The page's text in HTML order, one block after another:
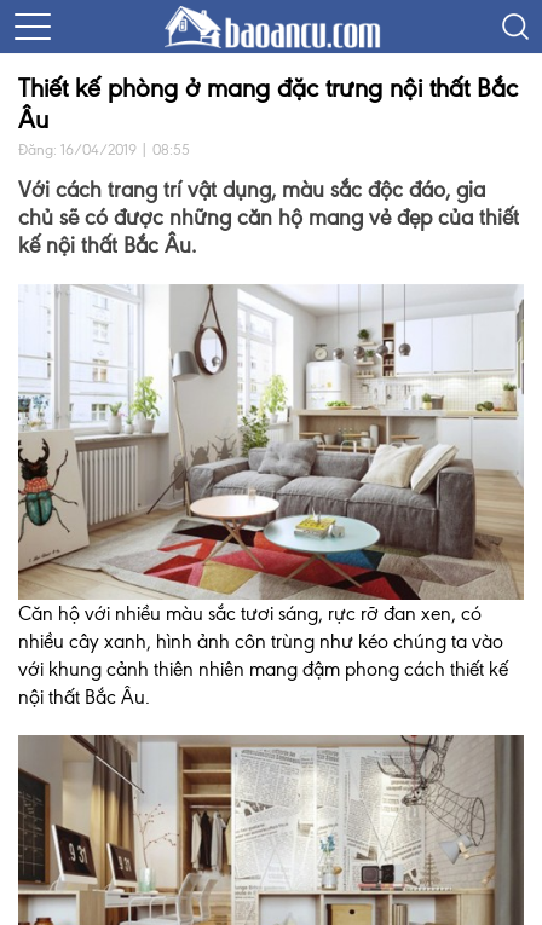
Thiết kế phòng ở mang đặc trưng nội thất Bắc
Âu
Đăng: 16/04/2019 | 08:55
Với cách trang trí vật dụng, màu sắc độc đáo, gia
chủ sẽ có được những căn hộ mang vẻ đẹp của thiết
kế nội thất Bắc Âu.
Căn hộ với nhiều màu sắc tươi sáng, rực rỡ đan xen, có
nhiều cây xanh, hình ảnh côn trùng như kéo chúng ta vào
với khung cảnh thiên nhiên mang đậm phong cách thiết kế
nội thất Bắc Âu.